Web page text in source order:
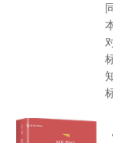
为襄阳百洋房
限公司合同纠
为烯晶碳能电
司买卖合同纠